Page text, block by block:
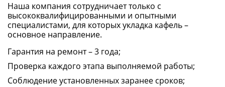
Наша компания сотрудничает только с
высококвалифицированными и опытными
специалистами, для которых укладка кафель –
основное направление.
Гарантия на ремонт – 3 года;
Проверка каждого этапа выполняемой работы;
Соблюдение установленных заранее сроков;